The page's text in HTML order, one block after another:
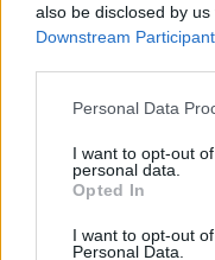
also be disclosed by
Downstream
Personal Data
I want to opt-out
personal data.
Opted In
I want to opt-out
Personal Data.
Τα επτά
παραγωγικού ΠΑΣ
Στο ποδόσφαιρο
«σκανάρει» τα επτά
19 Νοεμβρίου 2012 08:30